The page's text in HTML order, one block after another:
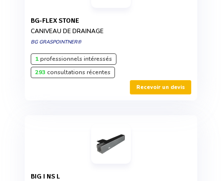
BG-FLEX STONE
CANIVEAU DE DRAINAGE
BG GRASPOINTNER®
1professionnels intéressés
293 consultations récentes
Recevoir un devis
BIG I NS L